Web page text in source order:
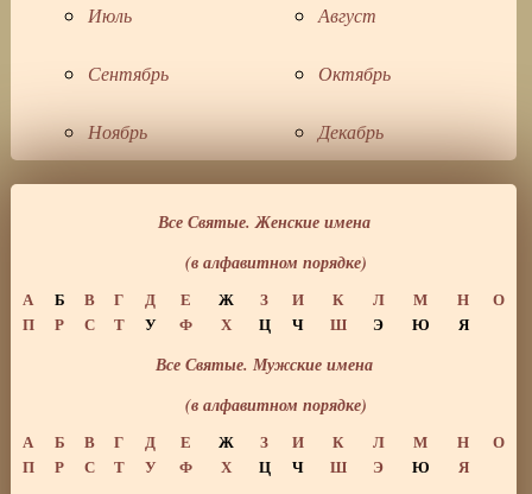
Июль Август
Сентябрь Октябрь
Ноябрь Декабрь
Все Святые. Женские имена
(в алфавитном порядке)
А Б В Г Д Е Ж З И К Л М Н
О
П
Р С Т У Ф Х Ц Ч Ш Э Ю Я
Все Святые. Мужские имена
(в алфавитном порядке)
А Б В Г Д Е Ж З И К Л М Н
О
П
Р С Т У Ф Х Ц Ч Ш Э Ю Я